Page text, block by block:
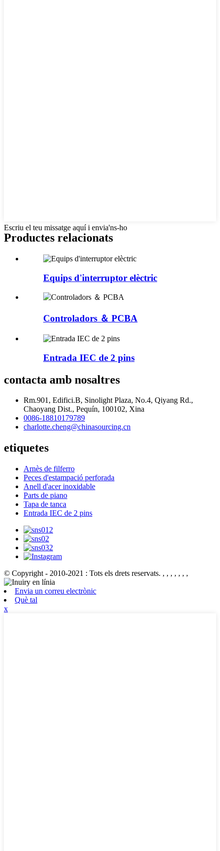
Escriu el teu missatge aquí i envia'ns-ho
Productes relacionats
Equips d'interruptor elèctric
Controladors ＆ PCBA
Entrada IEC de 2 pins
contacta amb nosaltres
Rm.901, Edifici.B, Sinolight Plaza, No.4, Qiyang Rd.,
Chaoyang Dist., Pequín, 100102, Xina
0086-18810179789
charlotte.cheng@chinasourcing.cn
etiquetes
Arnès de filferro
Peces d'estampació perforada
Anell d'acer inoxidable
Parts de piano
Tapa de tanca
Entrada IEC de 2 pins
© Copyright - 2010-2021 : Tots els drets reservats. , , , , , , ,
Envia un correu electrònic
Què tal
x